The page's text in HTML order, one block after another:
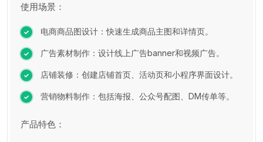
使用场景：
电商商品图设计：快速生成商品主图和详情页。
广告素材制作：设计线上广告banner和视频广告。
店铺装修：创建店铺首页、活动页和小程序界面设计。
营销物料制作：包括海报、公众号配图、DM传单等。
产品特色：